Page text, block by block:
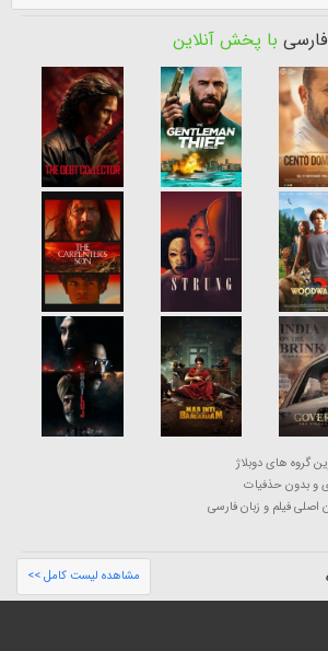
با پخش آنلاین
گروه های دوبلاژ
و بدون حذفیات
اصلی فیلم و زبان فارسی
مشاهده لیست کامل >>